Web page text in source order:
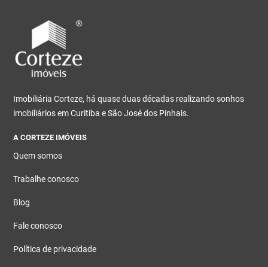
Imobiliária Corteze, há quase duas décadas realizando sonhos
imobiliários em Curitiba e São José dos Pinhais.
A CORTEZE IMÓVEIS
Quem somos
Trabalhe conosco
Blog
Fale conosco
Política de privacidade